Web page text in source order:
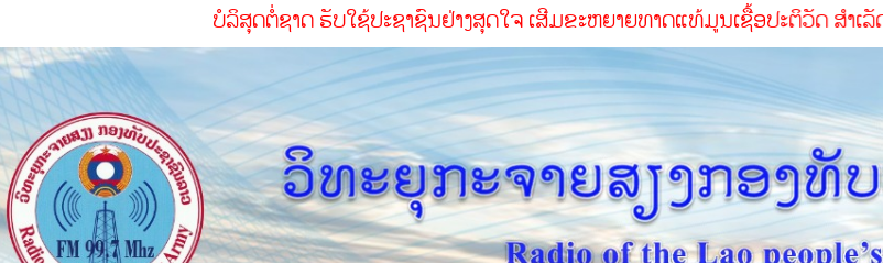
ບໍລິສຸດຕໍ່ຊາດ ຮັບໃຊ້ປະຊາຊົນຢ່າງສຸດໃຈ ເສີມຂະຫຍາຍທາດແທ້ມູນເຊື້ອປະຕິວັດ ສໍາເລັດທຸກໜ້າທ່ີ